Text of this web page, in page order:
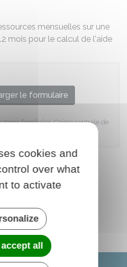
mensuelles sur une
mois pour le calcul de l'aide
le formulaire
familiales, Caisse centrale de
cookies and
over what
to activate
all